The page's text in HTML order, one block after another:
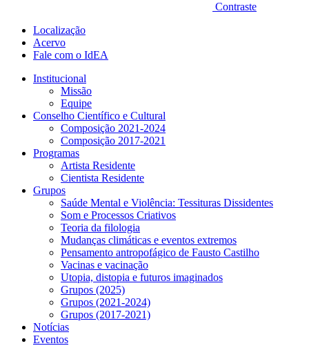
Contraste
Localização
Acervo
Fale com o IdEA
Institucional
Missão
Equipe
Conselho Científico e Cultural
Composição 2021-2024
Composição 2017-2021
Programas
Artista Residente
Cientista Residente
Grupos
Saúde Mental e Violência: Tessituras Dissidentes
Som e Processos Criativos
Teoria da filologia
Mudanças climáticas e eventos extremos
Pensamento antropofágico de Fausto Castilho
Vacinas e vacinação
Utopia, distopia e futuros imaginados
Grupos (2025)
Grupos (2021-2024)
Grupos (2017-2021)
Notícias
Eventos